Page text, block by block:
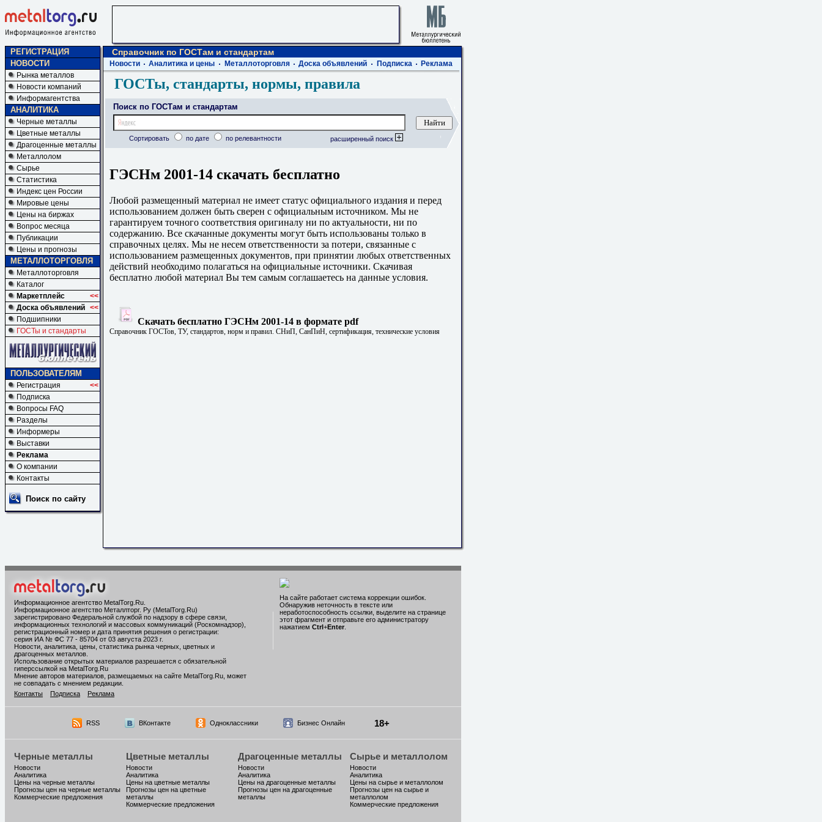
РЕГИСТРАЦИЯ
НОВОСТИ
Рынка металлов
Новости компаний
Информагентства
АНАЛИТИКА
Черные металлы
Цветные металлы
Драгоценные металлы
Металлолом
Сырье
Статистика
Индекс цен России
Мировые цены
Цены на биржах
Вопрос месяца
Публикации
Цены и прогнозы
МЕТАЛЛОТОРГОВЛЯ
Металлоторговля
Каталог
Маркетплейс
<<
Доска объявлений <<
Подшипники
ГОСТы и стандарты
ПОЛЬЗОВАТЕЛЯМ
Регистрация
<<
Подписка
Вопросы FAQ
Разделы
Информеры
Выставки
Реклама
О компании
Контакты
Поиск по сайту
Справочник по ГОСТам и стандартам
Новости Аналитика и цены Металлоторговля Доска объявлений Подписка Реклама
ГОСТы, стандарты, нормы, правила
Поиск по ГОСТам и стандартам
Сортировать по дате по релевантности расширенный поиск
ГЭСНм 2001-14 скачать бесплатно
Любой размещенный материал не имеет статус официального издания и перед
использованием должен быть сверен с официальным источником. Мы не
гарантируем точного соответствия оригиналу ни по актуальности, ни по
содержанию. Все скачанные документы могут быть использованы только в
справочных целях. Мы не несем ответственности за потери, связанные с
использованием размещенных документов, при принятии любых ответственных
действий необходимо полагаться на официальные источники. Скачивая
бесплатно любой материал Вы тем самым соглашаетесь на данные условия.
Скачать бесплатно ГЭСНм 2001-14 в формате pdf
Справочник ГОСТов, ТУ, стандартов, норм и правил. СНиП, СанПиН, сертификация, технические условия
Информационное агентство MetalTorg.Ru
Информационное агентство Металлторг. Ру (MetalTorg.Ru)
зарегистрировано Федеральной службой по надзору в сфере связи,
информационных технологий и массовых коммуникаций (Роскомнадзор),
регистрационный номер и дата принятия решения о регистрации:
серия ИА № ФС 77 - 85704 от 03 августа 2023 г.
Новости, аналитика, цены, статистика рынка черных, цветных и
драгоценных металлов.
Использование открытых материалов разрешается с обязательной
гиперссылкой на MetalTorg.Ru
Мнение авторов материалов, размещаемых на сайте MetalTorg.Ru, может
не совпадать с мнением редакции.
Контакты
Подписка Реклама
На сайте работает система коррекции ошибок.
Обнаружив неточность в тексте или
неработоспособность ссылки, выделите на странице
этот фрагмент и отправьте его администратору
нажатием Ctrl+Enter
RSS ВКонтакте Одноклассники Бизнес Онлайн 18+
Черные металлы
Новости
Аналитика
Цены на черные металлы
Прогнозы цен на черные металлы
Коммерческие предложения
Цветные металлы
Новости
Аналитика
Цены на цветные металлы
Прогнозы цен на цветные
металлы
Коммерческие предложения
Драгоценные металлы
Новости
Аналитика
Цены на драгоценные металлы
Прогнозы цен на драгоценные
металлы
Сырье и металлолом
Новости
Аналитика
Цены на сырье и металлолом
Прогнозы цен на сырье и
металлолом
Коммерческие предложения